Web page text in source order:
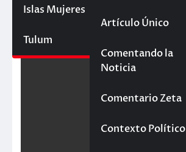
Islas Mujeres
Tulum
Artículo Único
Comentando la
Noticia
Comentario Zeta
Contexto Político